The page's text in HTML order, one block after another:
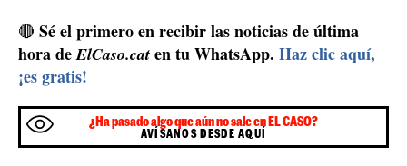
🔴 Sé el primero en recibir las noticias de última
hora deElCaso.cat en tu WhatsApp. Haz clic aquí,
¡es gratis!
¿Ha pasado algo que aún no sale en EL CASO?
AVÍSANOS DESDE AQUÍ